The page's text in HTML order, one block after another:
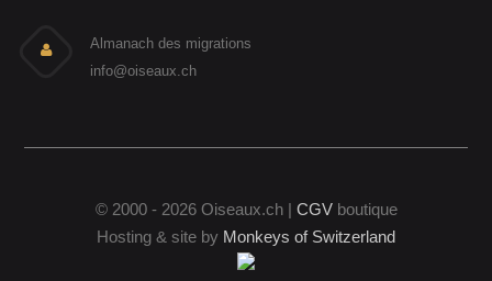
Almanach des migrations
info@oiseaux.ch
© 2000 - 2026 Oiseaux.ch | CGVboutique
Hosting & site by Monkeys of Switzerland